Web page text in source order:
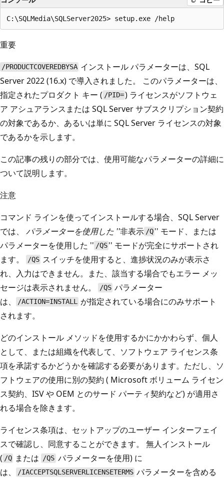
重要
/PRODUCTCOVEREDBYSA インストール パラメーターは、SQL
Server 2022 (16.x) で導入されました。 このパラメーターは、
指定されたプロダクト キー ( /PID=) ライセンスがソフトウェ
ア アシュアランスまたは SQL Server サブスクリプション契約
の対象であるか、あるいは単に SQL Server ライセンスの対象
であるかを示します。
この記事の残りの部分では、使用可能なパラメーターの詳細に
ついて説明します。
注意
コマンド ラインを使ってインストールする場合、SQL Server
では、
パラメーターを使用した ''非表示 /Q '' モード、または
パラメーターを使用した '' /QS '' モードが完全にサポートされ
ます。
/QS スイッチを使用すると、進捗状況のみが表示さ
れ、入力はできません。また、該当する場合でもエラー メッ
セージは表示されません。
/QS パラメーター
は、
/ACTION=INSTALL が指定されている場合にのみサポート
されます。
どのインストール メソッドを使用するかにかかわらず、個人
として、または組織を代表して、ソフトウェア ライセンス条
項を承諾するかどうかを確認する必要があります。ただし、ソ
フトウェアの使用に別の契約 ( Microsoft ボリューム ライセン
ス契約、ISV や OEM とのサード パーティ契約など) が適用さ
れる場合を除きます。
ライセンス条項は、セットアップのユーザー インターフェイ
スで確認し、同意することができます。 無人インストール
( /Q または /QSパラメーターを使用) に
は、
/IACCEPTSQLSERVERLICENSETERMS パラメーターを含める